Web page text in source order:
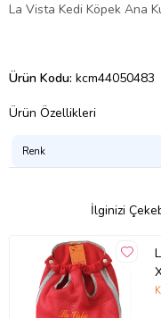
La Vista Kedi Köpek Ana
Ürün Kodu: kcm44050483
Ürün Özellikleri
Renk
İlginizi